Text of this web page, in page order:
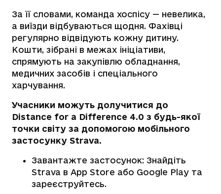
За її словами, команда хоспісу — невелика,
а виїзди відбуваються щодня. Фахівці
регулярно відвідують кожну дитину.
Кошти, зібрані в межах ініціативи,
спрямують на закупівлю обладнання,
медичних засобів і спеціального
харчування.
Учасники можуть долучитися до
Distance for a Difference 4.0 з будь-якої
точки світу за допомогою мобільного
застосунку Strava.
Завантажте застосунок: Знайдіть
Strava в App Store або Google Play та
зареєструйтесь.